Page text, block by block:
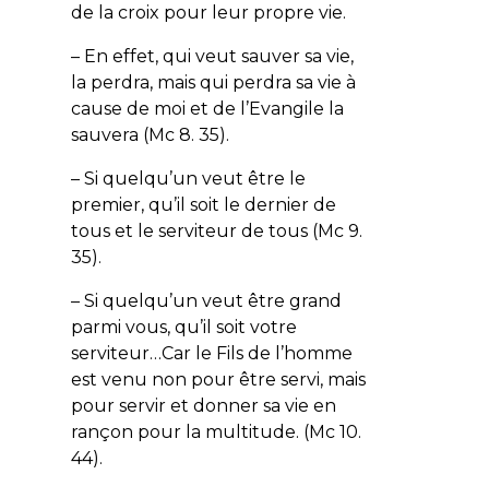
de la croix pour leur propre vie.
– En effet, qui veut sauver sa vie,
la perdra, mais qui perdra sa vie à
cause de moi et de l’Evangile la
sauvera (Mc 8. 35).
– Si quelqu’un veut être le
premier, qu’il soit le dernier de
tous et le serviteur de tous (Mc 9.
35).
– Si quelqu’un veut être grand
parmi vous, qu’il soit votre
serviteur…Car le Fils de l’homme
est venu non pour être servi, mais
pour servir et donner sa vie en
rançon pour la multitude. (Mc 10.
44).